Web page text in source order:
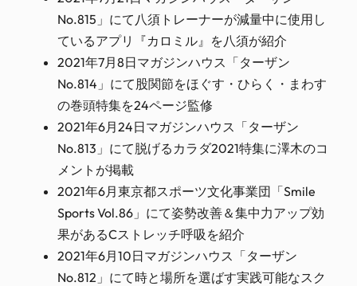
No.815」にて八須トレーナーが減量中に使用し
ているアプリ『カロミル』を八須が紹介
2021年7月8日マガジンハウス「ターザン
No.814」にて股関節をほぐす・ひらく・まわす
の巻頭特集を24ページ監修
2021年6月24日マガジンハウス「ターザン
No.813」にて脱げるカラダ2021特集に澤木のコ
メントが掲載
2021年6月東京都スポーツ文化事業団「Smile
Sports Vol.86」にて姿勢改善＆集中力アップ効
果があるCストレッチ呼吸を紹介
2021年6月10日マガジンハウス「ターザン
No.812」にて時と場所を選ばす実践可能なスク